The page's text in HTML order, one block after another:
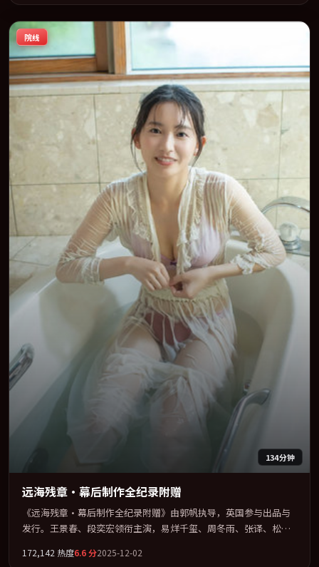
2021-06-03 在内地院线及主流平台同步亮相，2021 年度话题片中口
碑稳健，适合喜欢强情节与人物弧光的观众完整观看。
院线
134分钟
远海残章·幕后制作全纪录附赠
《远海残章·幕后制作全纪录附赠》由郭帆执导，英国参与出品与
发行。王景春、段奕宏领衔主演，易烊千玺、周冬雨、张译、松田
片以「爱情」类型为骨架，在叙事、表演与视听上力求统一。定于
172,142 热度6.6分2025-12-02